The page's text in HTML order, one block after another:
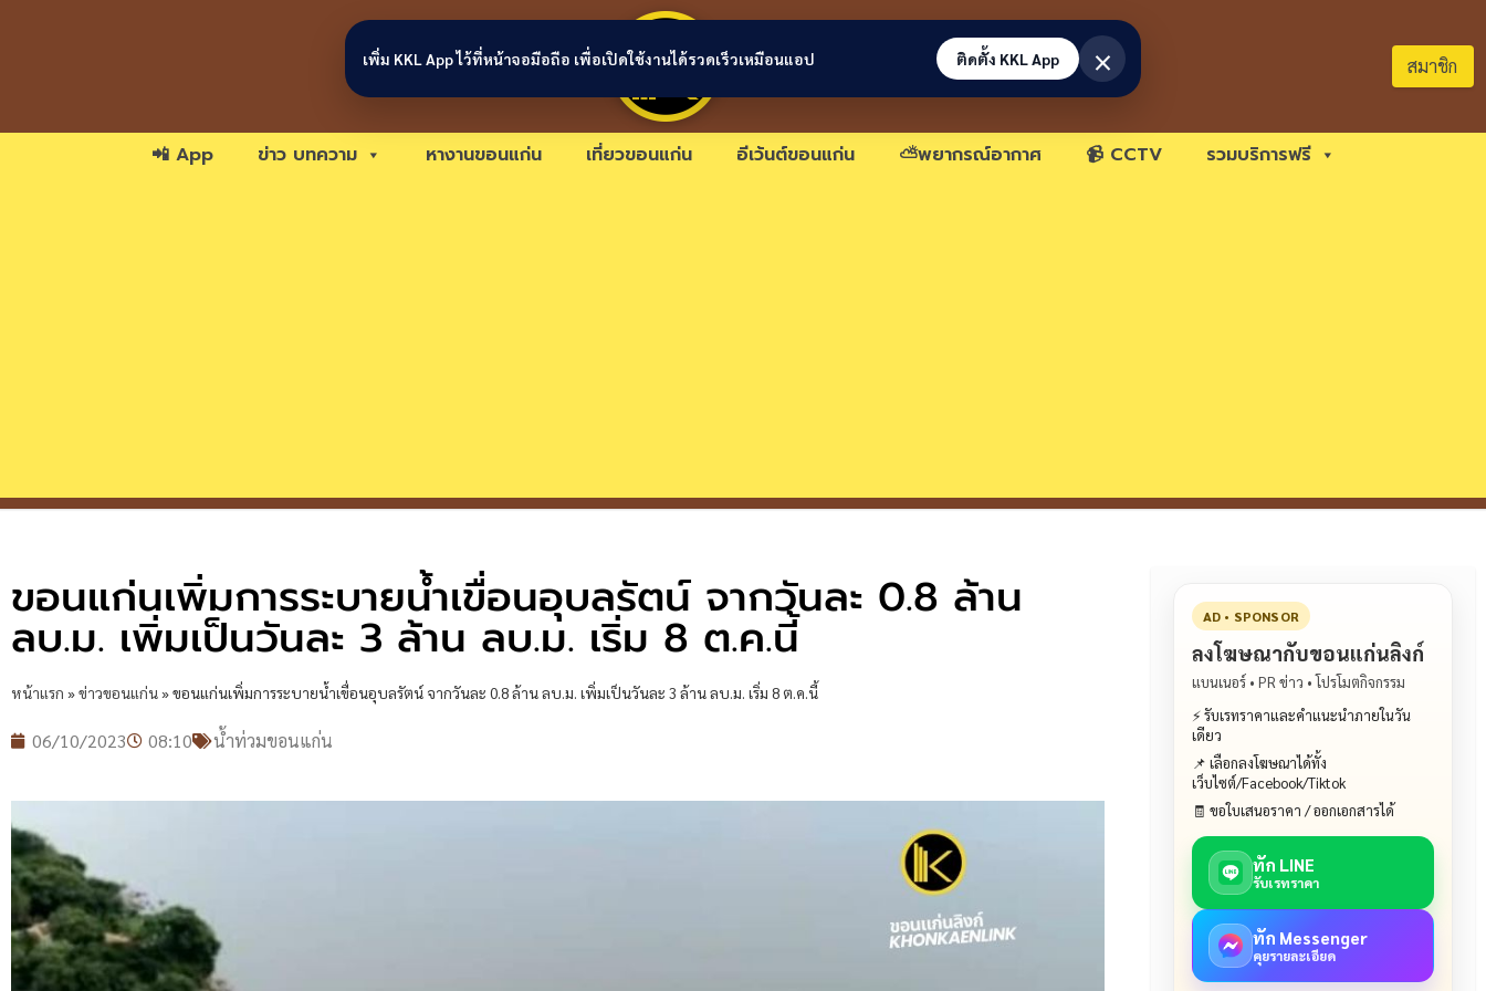
ขอนแก่นลิงก์ สมาชิก
📲 App ข่าว บทความ หางานขอนแก่น เที่ยวขอนแก่น อีเว้นต์ขอนแก่น ⛅พยากรณ์อากาศ 📹 CCTV รวมบริการฟรี
ขอนแก่นเพิ่มการระบายน้ำเขื่อนอุบลรัตน์ จากวันละ 0.8 ล้าน
ลบ.ม. เพิ่มเป็นวันละ 3 ล้าน ลบ.ม. เริ่ม 8 ต.ค.นี้
หน้าแรก »ข่าวขอนแก่น»ขอนแก่นเพิ่มการระบายน้ำเขื่อนอุบลรัตน์ จากวันละ 0.8 ล้าน ลบ.ม. เพิ่มเป็นวันละ 3 ล้าน ลบ.ม. เริ่ม 8 ต.ค.นี้
06/10/2023 08:10 น้ำท่วมขอนแก่น
AD • SPONSOR
ลงโฆษณากับขอนแก่นลิงก์
แบนเนอร์ • PR ข่าว • โปรโมตกิจกรรม
⚡ รับเรทราคาและคำแนะนำภายในวัน
เดียว
📌 เลือกลงโฆษณาได้ทั้ง
เว็บไซต์/Facebook/Tiktok
🧾 ขอใบเสนอราคา / ออกเอกสารได้
ทัก LINE
รับเรทราคา
ทัก Messenger
คุยรายละเอียด
เพิ่ม KKL App ไว้ที่หน้าจอมือถือ เพื่อเปิดใช้งานได้รวดเร็วเหมือนแอป ติดตั้ง KKL App ×